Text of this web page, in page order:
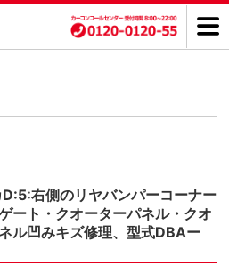
右側のリヤバンパーコーナー
ート・クオーターパネル・クオ
ル凹みキズ修理、型式DBAー